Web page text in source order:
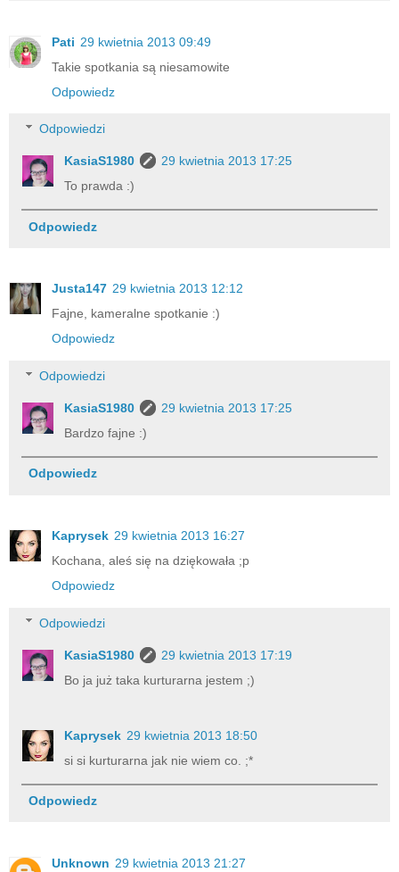
Pati 29 kwietnia 2013 09:49
Takie spotkania są niesamowite
Odpowiedz
Odpowiedzi
KasiaS1980
29 kwietnia 2013 17:25
To prawda :)
Odpowiedz
Justa147 29 kwietnia 2013 12:12
Fajne, kameralne spotkanie :)
Odpowiedz
Odpowiedzi
KasiaS1980
29 kwietnia 2013 17:25
Bardzo fajne :)
Odpowiedz
Kaprysek 29 kwietnia 2013 16:27
Kochana, aleś się na dziękowała ;p
Odpowiedz
Odpowiedzi
KasiaS1980
29 kwietnia 2013 17:19
Bo ja już taka kurturarna jestem ;)
Kaprysek 29 kwietnia 2013 18:50
si si kurturarna jak nie wiem co. ;*
Odpowiedz
Unknown 29 kwietnia 2013 21:27